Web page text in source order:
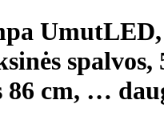
Umut
spalvos,
86 cm, …